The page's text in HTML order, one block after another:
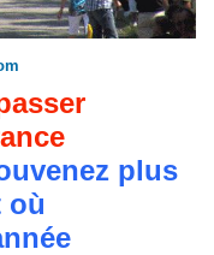
plus
où